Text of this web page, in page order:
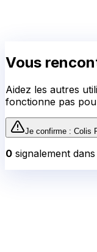
Vous
Aidez les autres
fonctionne pas
Je confirme : Colis
0 signalement